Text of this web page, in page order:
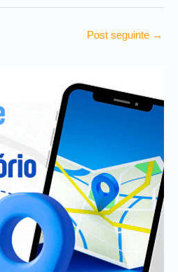
Post seguinte →